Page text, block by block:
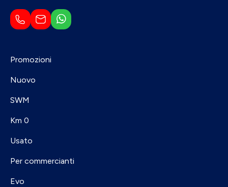
Promozioni
Nuovo
SWM
Km 0
Usato
Per commercianti
Evo